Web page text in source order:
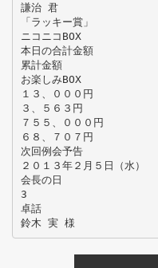
謙治 君
「ラッキー賞」
ニコニコBOX
本日の合計金額
累計金額
お楽しみBOX
１３、０００円
３、５６３円
７５５、０００円
６８、７０７円
次回例会予告
２０１３年２月５日（水）
会長の日
3
卓話